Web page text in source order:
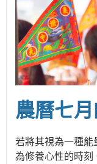
農曆七
若將其視為一種能
為修養心性的時刻